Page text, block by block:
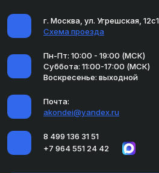
г. Москва, ул. Угрешская,
Схема проезда
Пн-Пт: 10:00 - 19:00 (МСК)
Суббота: 11:00-17:00 (МСК)
Воскресенье: выходной
Почта:
akondei@yandex.ru
8 499 136 31 51
+7 964 551 24 42